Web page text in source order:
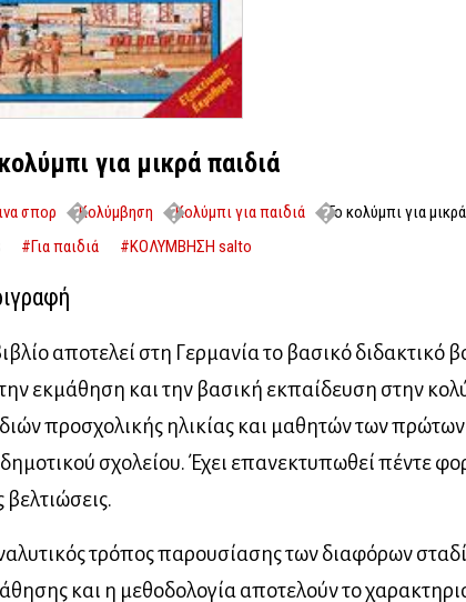
για μικρά παιδιά
σπορ Κολύμβηση Κολύμπι για παιδιά Το κολύμπι για
#Για παιδιά #ΚΟΛΥΜΒΗΣΗ salto
αποτελεί στη Γερμανία το βασικό διδακτικό
εκμάθηση και την βασική εκπαίδευση στην
προσχολικής ηλικίας και μαθητών των
σχολείου. Έχει επανεκτυπωθεί πέντε
βελτιώσεις.
τρόπος παρουσίασης των διαφόρων
και η μεθοδολογία αποτελούν το